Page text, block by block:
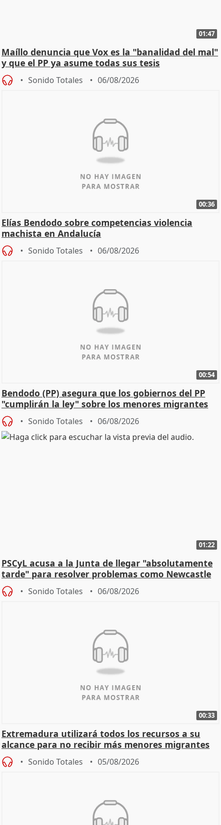
01:47
Maíllo denuncia que Vox es la "banalidad del mal"
y que el PP ya asume todas sus tesis
Sonido Totales 06/08/2026
00:36
Elías Bendodo sobre competencias violencia
machista en Andalucía
Sonido Totales 06/08/2026
00:54
Bendodo (PP) asegura que los gobiernos del PP
"cumplirán la ley" sobre los menores migrantes
Sonido Totales 06/08/2026
01:22
PSCyL acusa a la Junta de llegar "absolutamente
tarde" para resolver problemas como Newcastle
Sonido Totales 06/08/2026
00:33
Extremadura utilizará todos los recursos a su
alcance para no recibir más menores migrantes
Sonido Totales 05/08/2026